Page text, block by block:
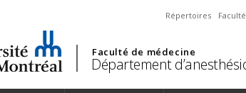
Répertoires
Faculté de médecine
Département